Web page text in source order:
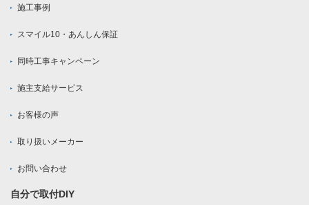
施工事例
スマイル10・あんしん保証
同時工事キャンペーン
施主支給サービス
お客様の声
取り扱いメーカー
お問い合わせ
自分で取付DIY